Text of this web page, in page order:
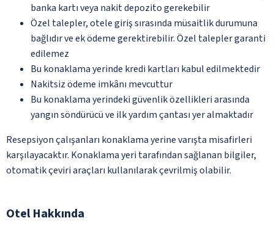
banka kartı veya nakit depozito gerekebilir
Özel talepler, otele giriş sırasında müsaitlik durumuna
bağlıdır ve ek ödeme gerektirebilir. Özel talepler garanti
edilemez
Bu konaklama yerinde kredi kartları kabul edilmektedir
Nakitsiz ödeme imkânı mevcuttur
Bu konaklama yerindeki güvenlik özellikleri arasında
yangın söndürücü ve ilk yardım çantası yer almaktadır
Resepsiyon çalışanları konaklama yerine varışta misafirleri
karşılayacaktır. Konaklama yeri tarafından sağlanan bilgiler,
otomatik çeviri araçları kullanılarak çevrilmiş olabilir.
Otel Hakkında